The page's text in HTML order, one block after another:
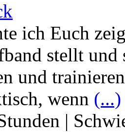
ich Euch
stellt und
und
wenn (...)
|